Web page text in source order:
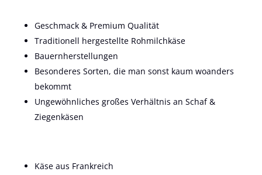
Geschmack & Premium Qualität
Traditionell hergestellte Rohmilchkäse
Bauernherstellungen
Besonderes Sorten, die man sonst kaum woanders
bekommt
Ungewöhnliches großes Verhältnis an Schaf &
Ziegenkäsen
Käse aus Frankreich